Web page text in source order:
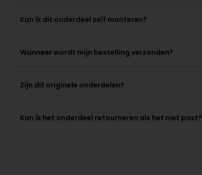
Kan ik dit onderdeel zelf monteren?
Wanneer wordt mijn bestelling verzonden?
Zijn dit originele onderdelen?
Kan ik het onderdeel retourneren als het niet past?